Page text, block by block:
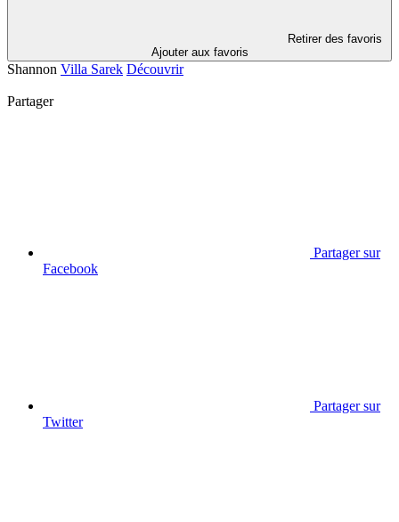
Retirer des favoris
Ajouter aux favoris
Shannon Villa Sarek Découvrir
Partager
Partager sur
Facebook
Partager sur
Twitter